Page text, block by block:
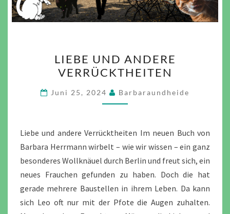
UND
ANDERE
VERRÜCKTHEITEN
LIEBE UND ANDERE
VERRÜCKTHEITEN
Juni 25, 2024 Barbaraundheide
Liebe und andere Verrücktheiten Im neuen Buch von
Barbara Herrmann wirbelt – wie wir wissen – ein ganz
besonderes Wollknäuel durch Berlin und freut sich, ein
neues Frauchen gefunden zu haben. Doch die hat
gerade mehrere Baustellen in ihrem Leben. Da kann
sich Leo oft nur mit der Pfote die Augen zuhalten.